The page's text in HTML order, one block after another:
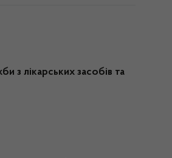
з лікарських засобів та